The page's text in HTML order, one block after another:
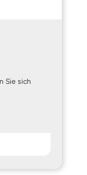
Sie sich